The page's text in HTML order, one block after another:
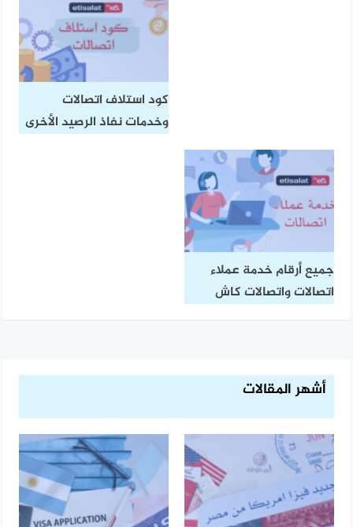
كود استلاف اتصالات
وخدمات نفاذ الرصيد الأخرى
جميع أرقام خدمة عملاء
اتصالات واتصالات كاش
أشهر المقالات